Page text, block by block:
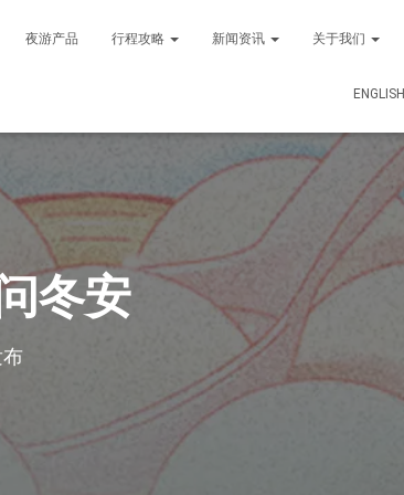
夜游产品 行程攻略 新闻资讯 关于我们
ENGLISH
冬安